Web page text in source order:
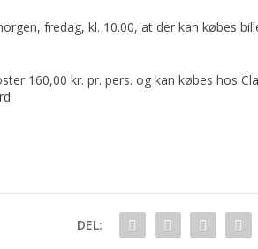
fredag, kl. 10.00, at der kan købes
160,00 kr. pr. pers. og kan købes hos
DEL: